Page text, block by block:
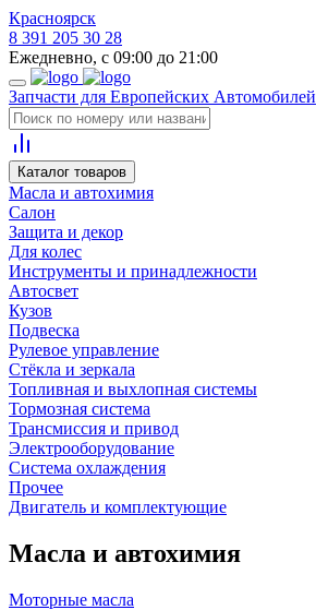
Красноярск
8 391 205 30 28
Ежедневно, с 09:00 до 21:00
Запчасти для Европейских Автомобилей
Каталог товаров
Масла и автохимия
Салон
Защита и декор
Для колес
Инструменты и принадлежности
Автосвет
Кузов
Подвеска
Рулевое управление
Стёкла и зеркала
Топливная и выхлопная системы
Тормозная система
Трансмиссия и привод
Электрооборудование
Система охлаждения
Прочее
Двигатель и комплектующие
Масла и автохимия
Моторные масла